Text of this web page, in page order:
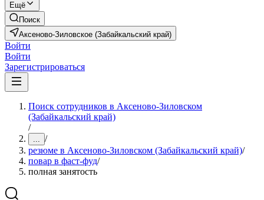
Ещё
Поиск
Аксеново-Зиловское (Забайкальский край)
Войти
Войти
Зарегистрироваться
Поиск сотрудников в Аксеново-Зиловском
(Забайкальский край)
/
... /
резюме в Аксеново-Зиловском (Забайкальский край)/
повар в фаст-фуд/
полная занятость